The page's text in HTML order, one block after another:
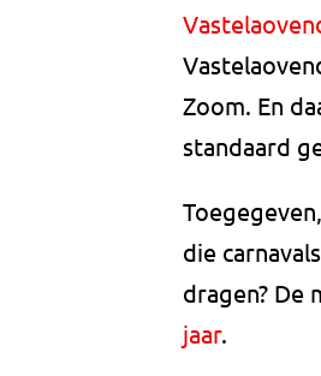
Zoom. En
standaard
die
dragen? De
jaar.